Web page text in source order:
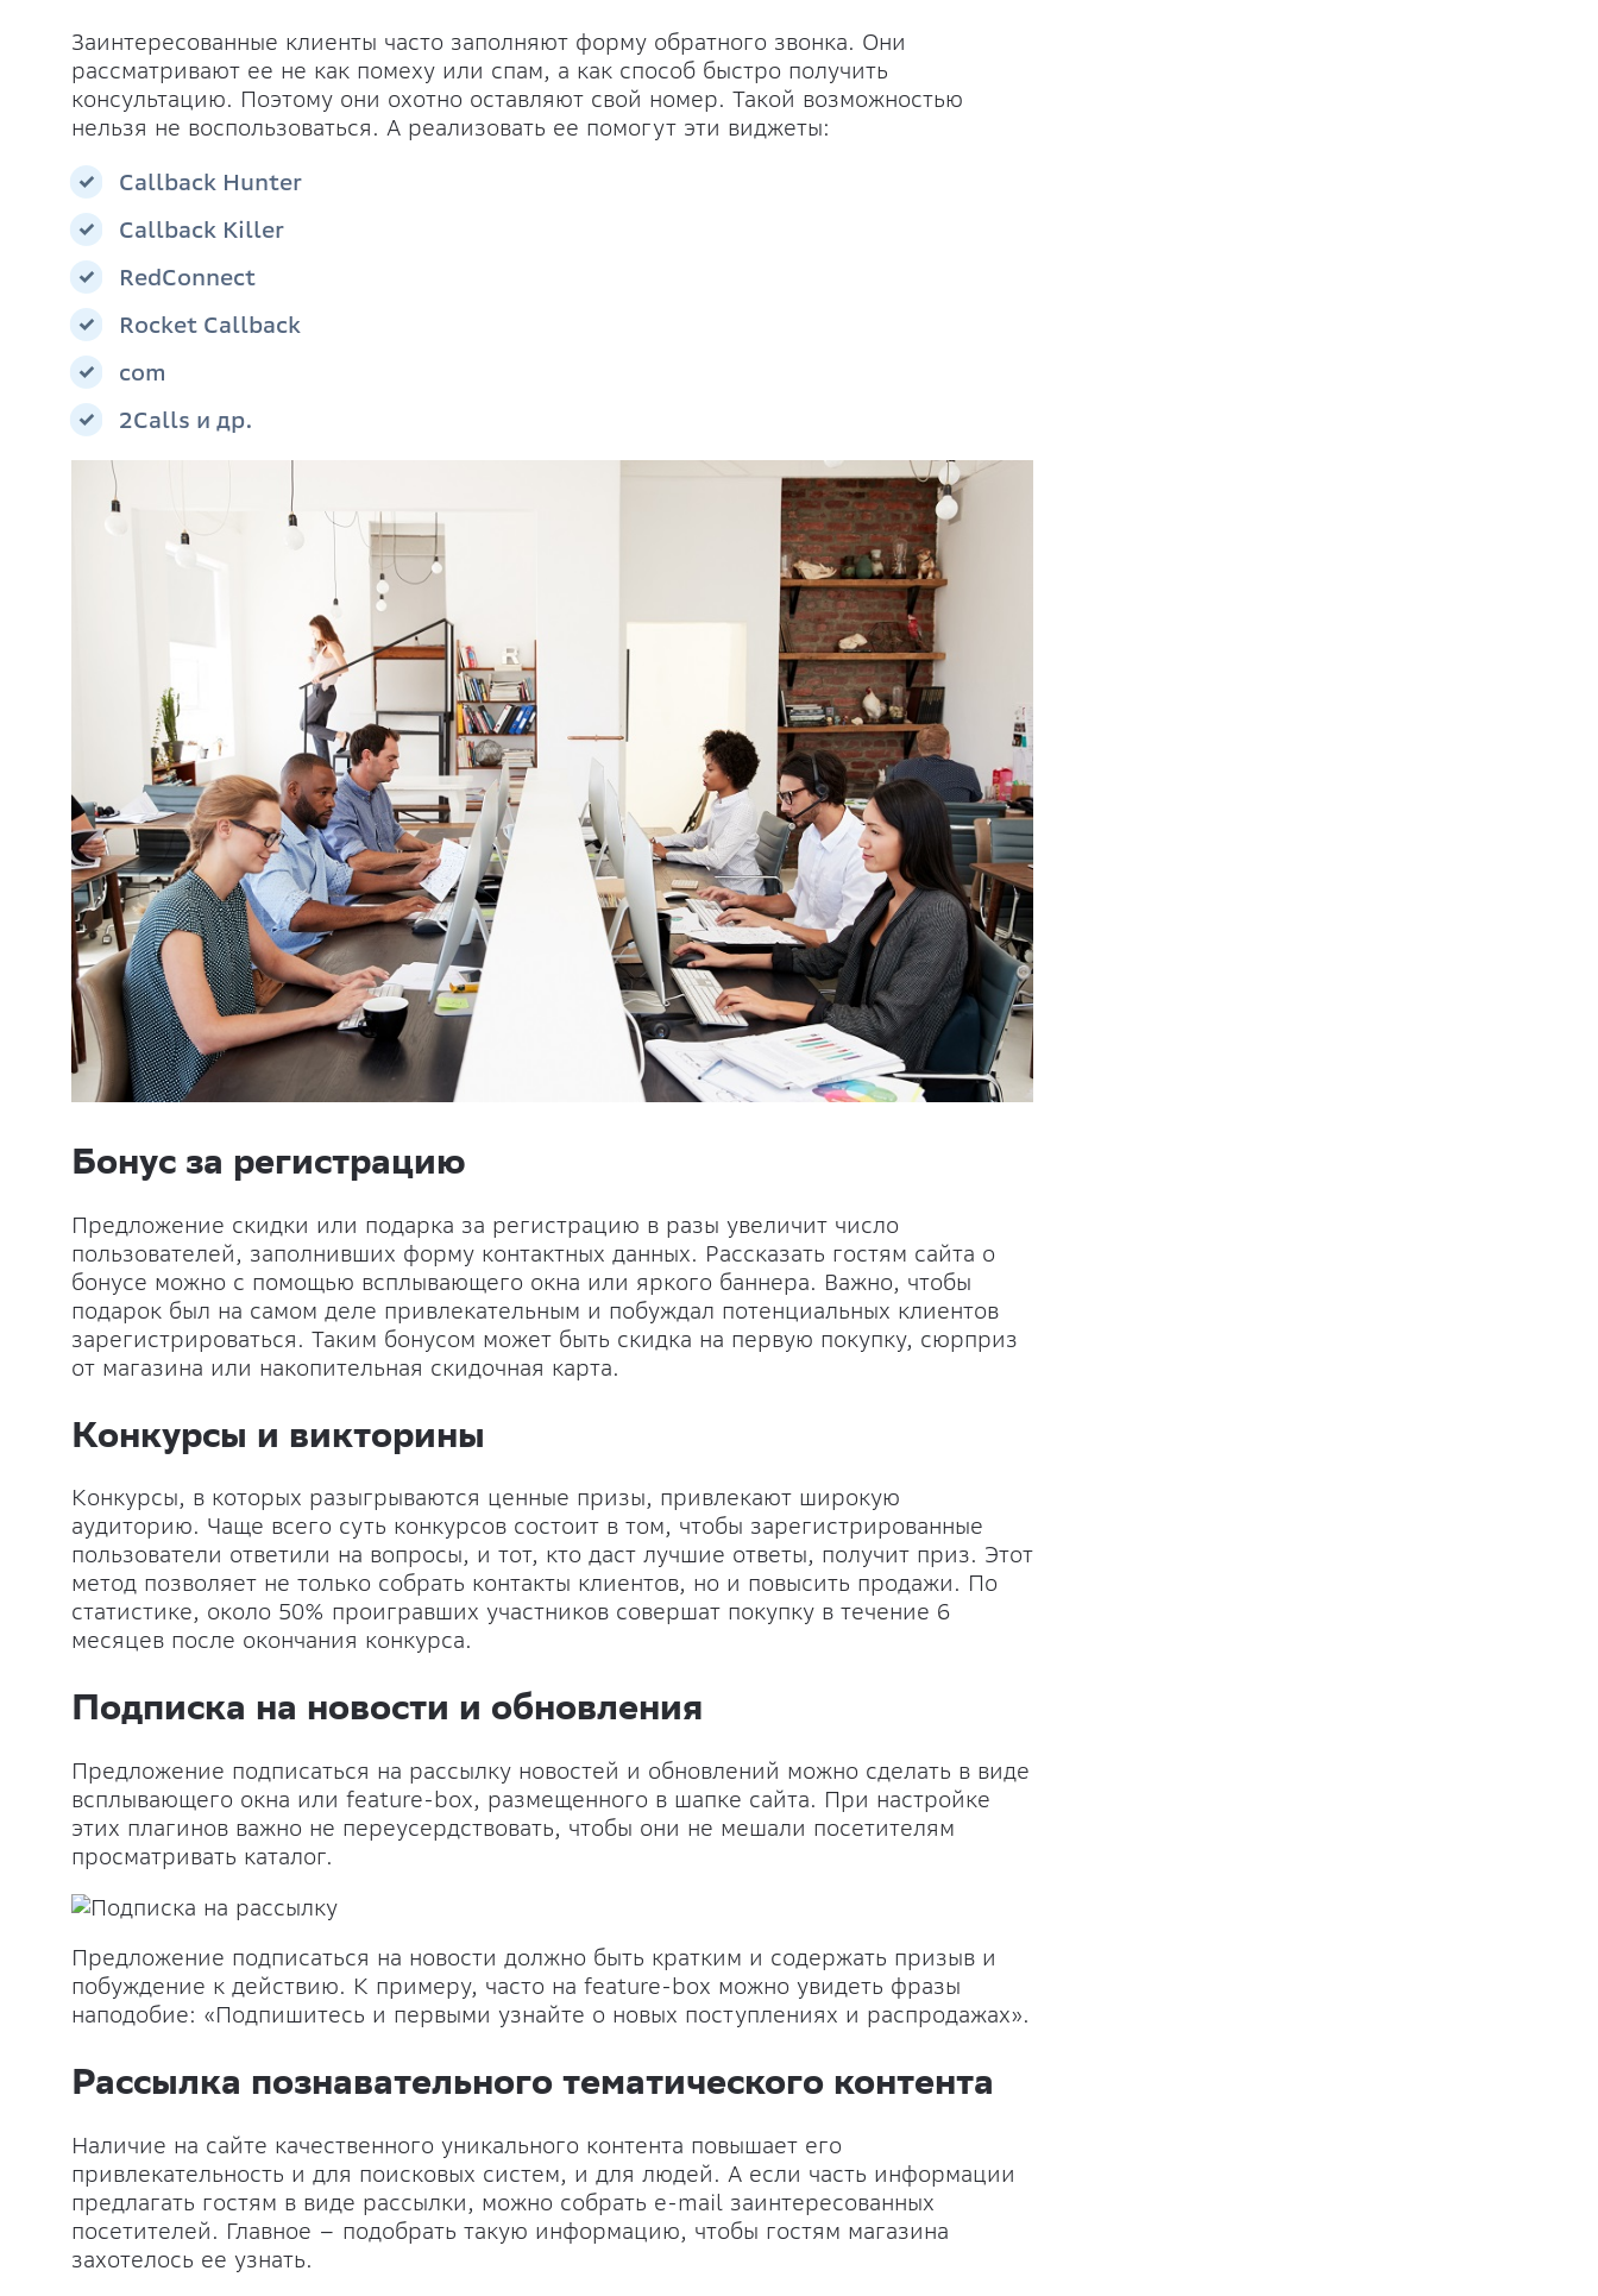
Заинтересованные клиенты часто заполняют форму обратного звонка. Они
рассматривают ее не как помеху или спам, а как способ быстро получить
консультацию. Поэтому они охотно оставляют свой номер. Такой возможностью
нельзя не воспользоваться. А реализовать ее помогут эти виджеты:
Callback Hunter
Callback Killer
RedConnect
Rocket Callback
com
2Calls и др.
Бонус за регистрацию
Предложение скидки или подарка за регистрацию в разы увеличит число
пользователей, заполнивших форму контактных данных. Рассказать гостям сайта о
бонусе можно с помощью всплывающего окна или яркого баннера. Важно, чтобы
подарок был на самом деле привлекательным и побуждал потенциальных клиентов
зарегистрироваться. Таким бонусом может быть скидка на первую покупку, сюрприз
от магазина или накопительная скидочная карта.
Конкурсы и викторины
Конкурсы, в которых разыгрываются ценные призы, привлекают широкую
аудиторию. Чаще всего суть конкурсов состоит в том, чтобы зарегистрированные
пользователи ответили на вопросы, и тот, кто даст лучшие ответы, получит приз. Этот
метод позволяет не только собрать контакты клиентов, но и повысить продажи. По
статистике, около 50% проигравших участников совершат покупку в течение 6
месяцев после окончания конкурса.
Подписка на новости и обновления
Предложение подписаться на рассылку новостей и обновлений можно сделать в виде
всплывающего окна или feature-box, размещенного в шапке сайта. При настройке
этих плагинов важно не переусердствовать, чтобы они не мешали посетителям
просматривать каталог.
Предложение подписаться на новости должно быть кратким и содержать призыв и
побуждение к действию. К примеру, часто на feature-box можно увидеть фразы
наподобие: «Подпишитесь и первыми узнайте о новых поступлениях и распродажах».
Рассылка познавательного тематического контента
Наличие на сайте качественного уникального контента повышает его
привлекательность и для поисковых систем, и для людей. А если часть информации
предлагать гостям в виде рассылки, можно собрать e-mail заинтересованных
посетителей. Главное – подобрать такую информацию, чтобы гостям магазина
захотелось ее узнать.